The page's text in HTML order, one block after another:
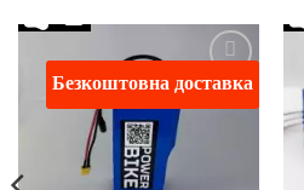
Безкоштовна доставка
Додати
до